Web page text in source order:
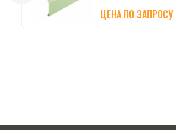
ЦЕНА ПО ЗАПРОСУ